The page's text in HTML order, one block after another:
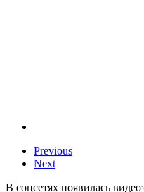
Previous
Next
В соцсетях появилась